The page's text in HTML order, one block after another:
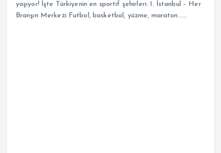
yaşıyor! İşte Türkiyenin en sportif şehirleri: 1. İstanbul – Her
Branşın Merkezi Futbol, basketbol, yüzme, maraton……